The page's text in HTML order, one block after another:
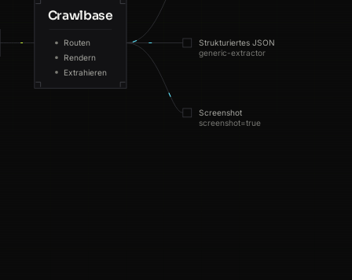
Crawlbase
Routen
Rendern
Extrahieren
Strukturiertes JSON
Screenshot
generic-extractor
screenshot=true